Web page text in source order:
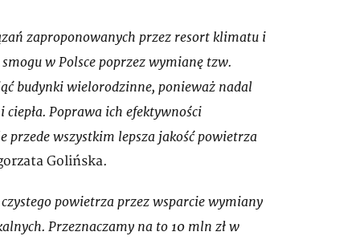
zaproponowanych przez resort klimatu i
w Polsce poprzez wymianę tzw.
budynki wielorodzinne, ponieważ nadal
Poprawa ich efektywności
przede wszystkim lepsza jakość powietrza
Golińska.
powietrza przez wsparcie wymiany
Przeznaczamy na to 10 mln zł w